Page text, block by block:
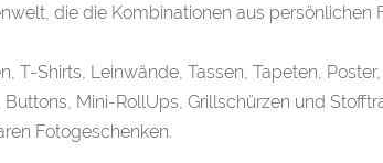
die die Kombinationen aus persönlichen
Shirts, Leinwände, Tassen, Tapeten,
Mini-RollUps, Grillschürzen und
Fotogeschenken.